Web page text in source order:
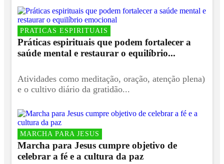
PRATICAS ESPIRITUAIS
Práticas espirituais que podem fortalecer a
saúde mental e restaurar o equilíbrio...
Atividades como meditação, oração, atenção plena)
e o cultivo diário da gratidão...
MARCHA PARA JESUS
Marcha para Jesus cumpre objetivo de
celebrar a fé e a cultura da paz